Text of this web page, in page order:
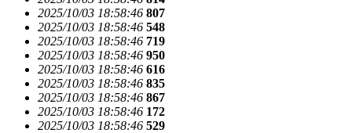
2025/10/03 18:58:46 807
2025/10/03 18:58:46 548
2025/10/03 18:58:46 719
2025/10/03 18:58:46 950
2025/10/03 18:58:46 616
2025/10/03 18:58:46 835
2025/10/03 18:58:46 867
2025/10/03 18:58:46 172
2025/10/03 18:58:46 529